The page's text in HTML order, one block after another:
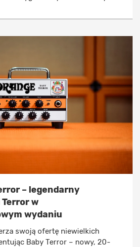
– legendarny
w
wydaniu
swoją ofertę niewielkich
Baby Terror – nowy, 20-